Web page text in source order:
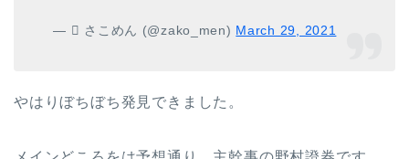
—  さこめん (@zako_men) March 29, 2021
やはりぼちぼち発見できました。